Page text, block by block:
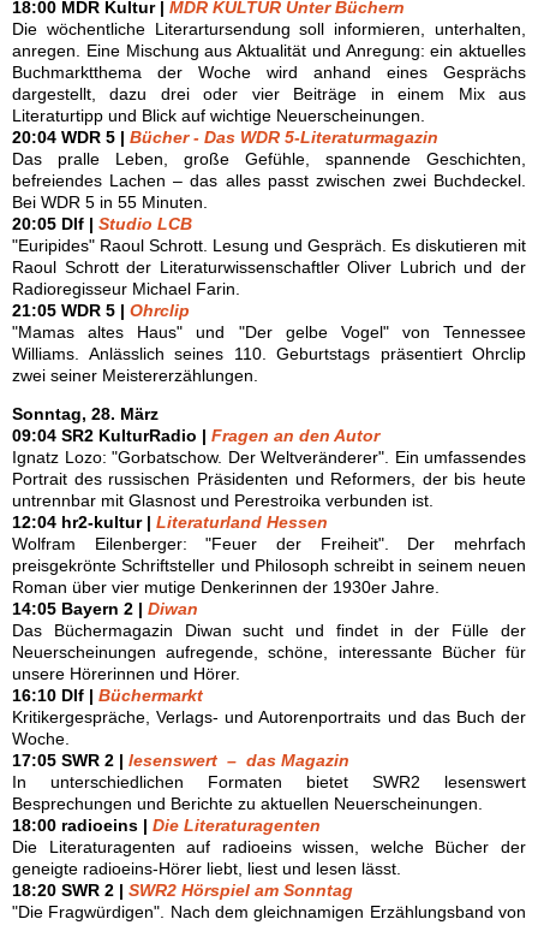
18:00 MDR Kultur | MDR KULTUR Unter Büchern
Die wöchentliche Literartursendung soll informieren, unterhalten,
anregen. Eine Mischung aus Aktualität und Anregung: ein aktuelles
Buchmarktthema der Woche wird anhand eines Gesprächs
dargestellt, dazu drei oder vier Beiträge in einem Mix aus
Literaturtipp und Blick auf wichtige Neuerscheinungen.
20:04 WDR 5 | Bücher - Das WDR 5-Literaturmagazin
Das pralle Leben, große Gefühle, spannende Geschichten,
befreiendes Lachen – das alles passt zwischen zwei Buchdeckel.
Bei WDR 5 in 55 Minuten.
20:05 Dlf | Studio LCB
"Euripides" Raoul Schrott. Lesung und Gespräch. Es diskutieren mit
Raoul Schrott der Literaturwissenschaftler Oliver Lubrich und der
Radioregisseur Michael Farin.
21:05 WDR 5 | Ohrclip
"Mamas altes Haus" und "Der gelbe Vogel" von Tennessee
Williams. Anlässlich seines 110. Geburtstags präsentiert Ohrclip
zwei seiner Meistererzählungen.
Sonntag, 28. März
09:04 SR2 KulturRadio | Fragen an den Autor
Ignatz Lozo: "Gorbatschow. Der Weltveränderer". Ein umfassendes
Portrait des russischen Präsidenten und Reformers, der bis heute
untrennbar mit Glasnost und Perestroika verbunden ist.
12:04 hr2-kultur | Literaturland Hessen
Wolfram Eilenberger: "Feuer der Freiheit". Der mehrfach
preisgekrönte Schriftsteller und Philosoph schreibt in seinem neuen
Roman über vier mutige Denkerinnen der 1930er Jahre.
14:05 Bayern 2 | Diwan
Das Büchermagazin Diwan sucht und findet in der Fülle der
Neuerscheinungen aufregende, schöne, interessante Bücher für
unsere Hörerinnen und Hörer.
16:10 Dlf | Büchermarkt
Kritikergespräche, Verlags- und Autorenportraits und das Buch der
Woche.
17:05 SWR 2 | lesenswert – das Magazin
In unterschiedlichen Formaten bietet SWR2 lesenswert
Besprechungen und Berichte zu aktuellen Neuerscheinungen.
18:00 radioeins | Die Literaturagenten
Die Literaturagenten auf radioeins wissen, welche Bücher der
geneigte radioeins-Hörer liebt, liest und lesen lässt.
18:20 SWR 2 | SWR2 Hörspiel am Sonntag
"Die Fragwürdigen". Nach dem gleichnamigen Erzählungsband von